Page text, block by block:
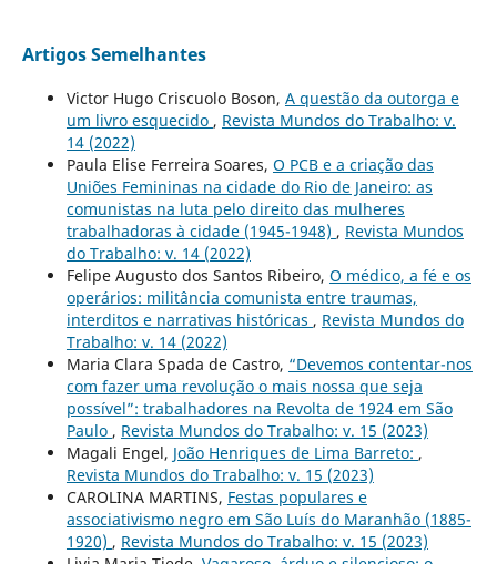
Artigos Semelhantes
Victor Hugo Criscuolo Boson, A questão da outorga e
um livro esquecido , Revista Mundos do Trabalho: v.
14 (2022)
Paula Elise Ferreira Soares, O PCB e a criação das
Uniões Femininas na cidade do Rio de Janeiro: as
comunistas na luta pelo direito das mulheres
trabalhadoras à cidade (1945-1948) , Revista Mundos
do Trabalho: v. 14 (2022)
Felipe Augusto dos Santos Ribeiro, O médico, a fé e os
operários: militância comunista entre traumas,
interditos e narrativas históricas , Revista Mundos do
Trabalho: v. 14 (2022)
Maria Clara Spada de Castro, “Devemos contentar-nos
com fazer uma revolução o mais nossa que seja
possível”: trabalhadores na Revolta de 1924 em São
Paulo , Revista Mundos do Trabalho: v. 15 (2023)
Magali Engel, João Henriques de Lima Barreto: ,
Revista Mundos do Trabalho: v. 15 (2023)
CAROLINA MARTINS, Festas populares e
associativismo negro em São Luís do Maranhão (1885-
1920) , Revista Mundos do Trabalho: v. 15 (2023)